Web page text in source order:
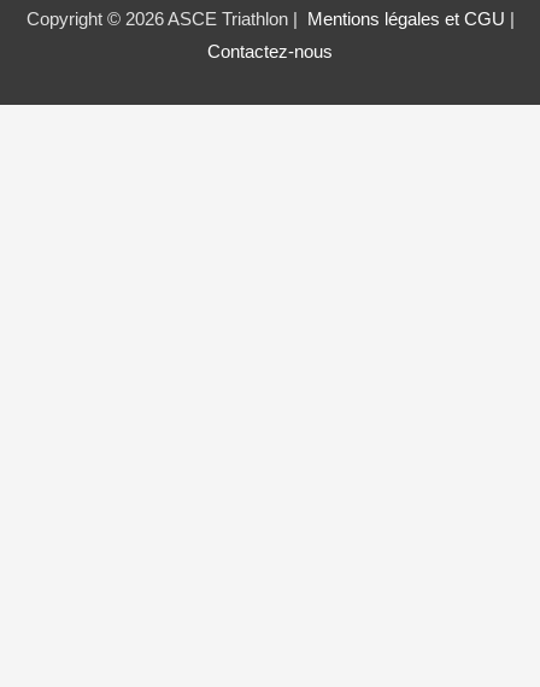
Copyright © 2026 ASCE Triathlon | Mentions légales et CGU
Contactez-nous